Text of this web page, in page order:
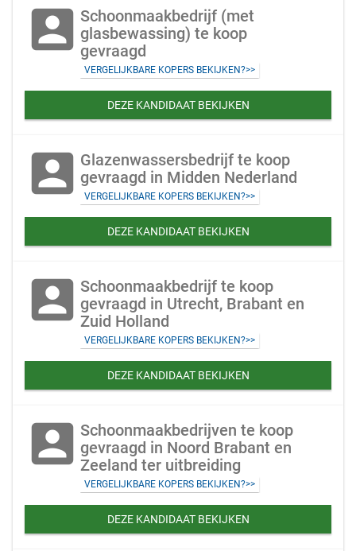
account_box Schoonmaakbedrijf (met
glasbewassing) te koop
gevraagd
VERGELIJKBARE KOPERS BEKIJKEN?>>
DEZE KANDIDAAT BEKIJKEN
account_box Glazenwassersbedrijf te koop
gevraagd in Midden Nederland
VERGELIJKBARE KOPERS BEKIJKEN?>>
DEZE KANDIDAAT BEKIJKEN
account_box Schoonmaakbedrijf te koop
gevraagd in Utrecht, Brabant en
Zuid Holland
VERGELIJKBARE KOPERS BEKIJKEN?>>
DEZE KANDIDAAT BEKIJKEN
account_box Schoonmaakbedrijven te koop
gevraagd in Noord Brabant en
Zeeland ter uitbreiding
VERGELIJKBARE KOPERS BEKIJKEN?>>
DEZE KANDIDAAT BEKIJKEN